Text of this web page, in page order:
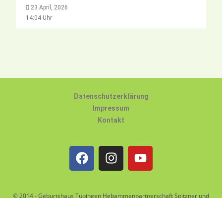
23 April, 2026
14:04 Uhr
Datenschutzerklärung
Impressum
Kontakt
© 2014 - Geburtshaus Tübingen Hebammenpartnerschaft Spitzner und